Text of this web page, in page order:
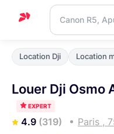
Accueil
Blog
Nous
Location Dji Location
Louer Dji Osmo
EXPERT
4.9 (319) Paris ,